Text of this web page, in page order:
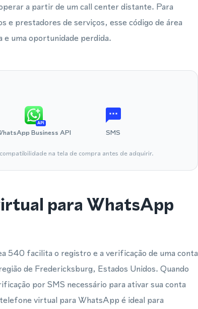
a partir de um call center distante. Para
prestadores de serviços, esse código de área
e uma oportunidade perdida.
API
Business API SMS
na tela de compra antes de adquirir.
para WhatsApp
540 facilita o registro e a verificação de uma conta
de Fredericksburg, Estados Unidos. Quando
por SMS necessário para ativar sua conta
virtual para WhatsApp é ideal para